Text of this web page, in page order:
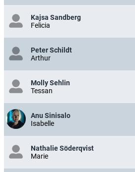
Kajsa Sandberg
Felicia
Peter Schildt
Arthur
Molly Sehlin
Tessan
Anu Sinisalo
Isabelle
Nathalie Söderqvist
Marie